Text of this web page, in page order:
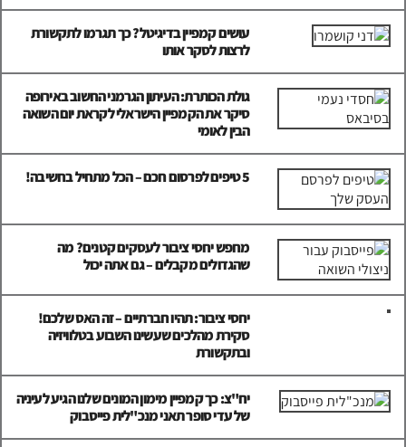
עושים קמפיין בדיגיטל? כך תגרמו לתקשורת
לרצות לסקר אותו
גולת הכותרת: העיתון הגרמני החשוב באירופה
סיקר את הקמפיין הישראלי לקראת יום השואה
הבין לאומי
5 טיפים לפרסום חכם – הכל מתחיל בחשיבה!
מחפש יחסי ציבור לעסקים קטנים? מה
שהגדולים מקבלים – גם אתה יכול
יחסי ציבור: תהיו חברתיים – זה האס שלכם!
סקירת מהלכים שעשינו השבוע בטלוויזיה
ובתקשורת
יח"צ: כך קמפיין מימון המונים שלנו הגיע לעיניה
של עדי סופר תאני מנכ"לית פייסבוק